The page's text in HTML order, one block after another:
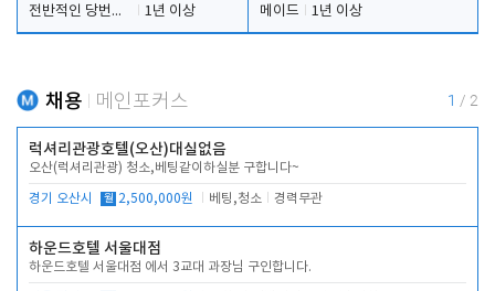
전반적인 당번업무
1년 이상
메이드
1년 이상
채용 메인포커스 1 / 2
럭셔리관광호텔(오산)대실없음
오산(럭셔리관광) 청소,베팅같이하실분 구합니다~
경기 오산시 월 2,500,000원 베팅,청소 경력무관
하운드호텔 서울대점
하운드호텔 서울대점 에서 3교대 과장님 구인합니다.